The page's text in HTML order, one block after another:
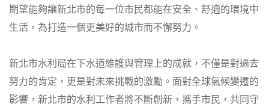
期望能夠讓新北市的每一位市民都能在安全、舒適的環境中
生活，為打造一個更美好的城市而不懈努力。
新北市水利局在下水道維護與管理上的成就，不僅是對過去
努力的肯定，更是對未來挑戰的激勵。面對全球氣候變遷的
影響，新北市的水利工作者將不斷創新，攜手市民，共同守